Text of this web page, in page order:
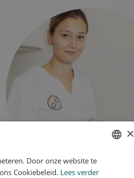
×
Door onze website te
Cookiebeleid. Lees verder